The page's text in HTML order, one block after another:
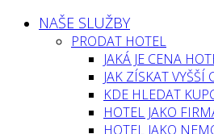
NAŠE SLUŽBY
PRODAT HOTEL
JAKÁ JE CENA
JAK ZÍSKAT VYŠŠÍ
KDE HLEDAT
HOTEL JAKO
HOTEL JAKO